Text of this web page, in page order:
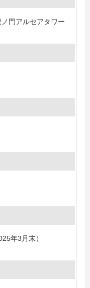
門アルセアタワー
年3月末）